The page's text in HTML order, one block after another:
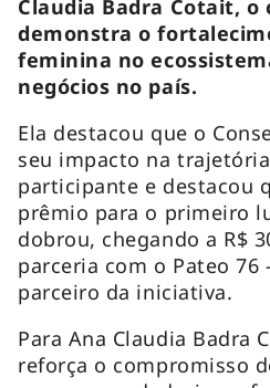
Claudia Badra Cotait, o
demonstra o
feminina no
negócios no país.
Ela destacou que o
seu impacto na
participante e destacou
prêmio para o primeiro
dobrou, chegando a R$
parceria com o Pateo 76
parceiro da iniciativa.
Para Ana Claudia Badra
reforça o compromisso